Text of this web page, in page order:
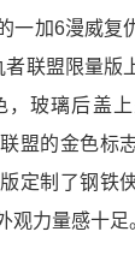
一加6漫威复
联盟限量版
，玻璃后盖
盟的金色标
定制了钢铁
观力量感十足